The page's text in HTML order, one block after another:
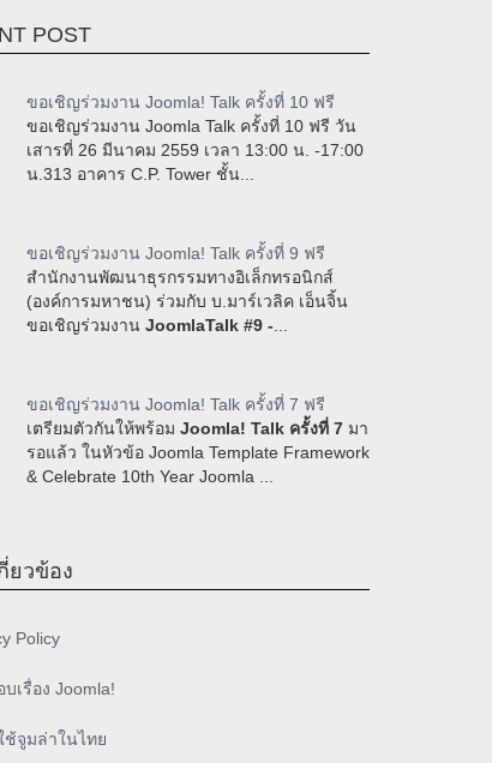
POST
ขอเชิญร่วมงาน Joomla! Talk ครั้งที่ 10 ฟรี
ขอเชิญร่วมงาน Joomla Talk ครั้งที่ 10 ฟรี วัน
เสารที่ 26 มีนาคม 2559 เวลา 13:00 น. -17:00
น.313 อาคาร C.P. Tower ชั้น...
ขอเชิญร่วมงาน Joomla! Talk ครั้งที่ 9 ฟรี
สำนักงานพัฒนาธุรกรรมทางอิเล็กทรอนิกส์
(องค์การมหาชน) ร่วมกับ บ.มาร์เวลิค เอ็นจิ้น
ขอเชิญร่วมงาน JoomlaTalk #9 -
ขอเชิญร่วมงาน Joomla! Talk ครั้งที่ 7 ฟรี
เตรียมตัวกันให้พร้อม Joomla! Talk ครั้งที่ 7 มา
รอแล้ว ในหัวข้อ Joomla Template Framework
& Celebrate 10th Year Joomla ...
ยวข้อง
Policy
เรื่อง Joomla!
ช้จูมล่าในไทย